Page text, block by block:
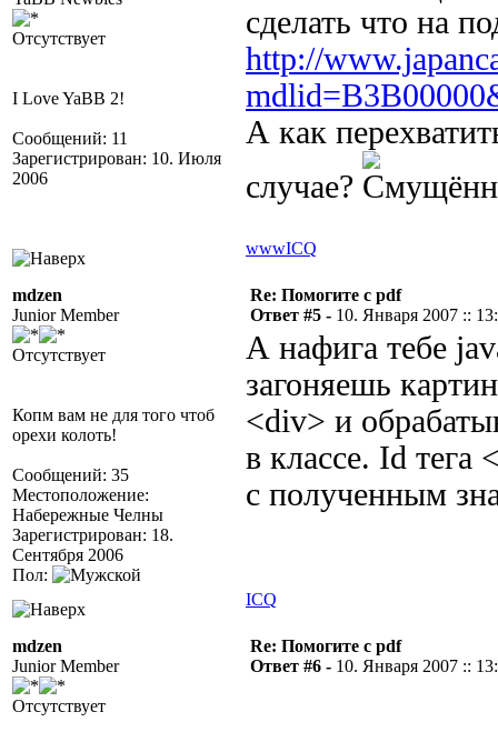
Отсутствует
I Love YaBB 2!
Сообщений: 11
Зарегистрирован: 10. Июля
2006
сделать что на
http://
А как
случае?
wwwICQ
mdzen
Junior Member
Отсутствует
Копм вам не для того чтоб
орехи колоть!
Сообщений: 35
Местоположение:
Набережные Челны
Зарегистрирован: 18.
Сентября 2006
Пол:
Re: Помогите с pdf
Ответ #5 - 10. Января 2007 ::
А нафига тебе
загоняешь
<div> и
в классе. Id
с полученным
ICQ
mdzen
Junior Member
Отсутствует
Re: Помогите с pdf
Ответ #6 - 10. Января 2007 ::